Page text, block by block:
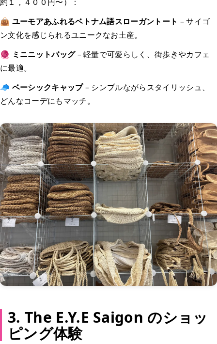
👜 ユーモアあふれるベトナム語スローガントート – サイゴ
ン文化を感じられるユニークなお土産。
🧶 ミニニットバッグ– 軽量で可愛らしく、街歩きやカフェ
に最適。
🧢 ベーシックキャップ– シンプルながらスタイリッシュ、
どんなコーデにもマッチ。
3. The E.Y.E Saigon のショッ
ピング体験